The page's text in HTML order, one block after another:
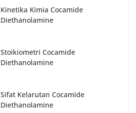
Kinetika Kimia Cocamide
Diethanolamine
Stoikiometri Cocamide
Diethanolamine
Sifat Kelarutan Cocamide
Diethanolamine